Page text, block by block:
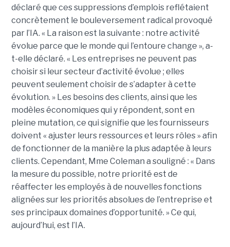
déclaré que ces suppressions d’emplois reflétaient
concrètement le bouleversement radical provoqué
par l’IA. « La raison est la suivante : notre activité
évolue parce que le monde qui l’entoure change », a-
t-elle déclaré. « Les entreprises ne peuvent pas
choisir si leur secteur d’activité évolue ; elles
peuvent seulement choisir de s’adapter à cette
évolution. » Les besoins des clients, ainsi que les
modèles économiques qui y répondent, sont en
pleine mutation, ce qui signifie que les fournisseurs
doivent « ajuster leurs ressources et leurs rôles » afin
de fonctionner de la manière la plus adaptée à leurs
clients. Cependant, Mme Coleman a souligné : « Dans
la mesure du possible, notre priorité est de
réaffecter les employés à de nouvelles fonctions
alignées sur les priorités absolues de l’entreprise et
ses principaux domaines d’opportunité. »Ce qui,
aujourd’hui, est l’IA.